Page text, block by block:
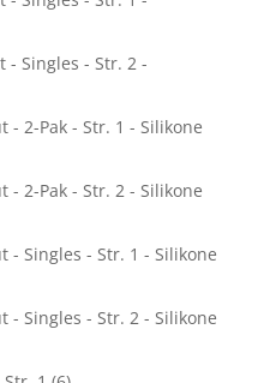
- Singles - Str. 2 -
- 2-Pak - Str. 1 - Silikone
- 2-Pak - Str. 2 - Silikone
- Singles - Str. 1 - Silikone
- Singles - Str. 2 - Silikone